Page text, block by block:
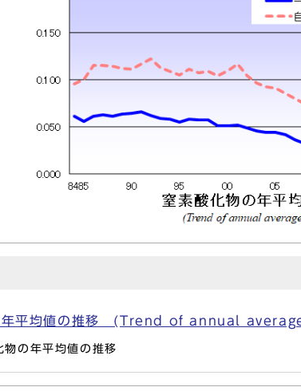
年平均値の推移 (Trend of annual
物の年平均値の推移